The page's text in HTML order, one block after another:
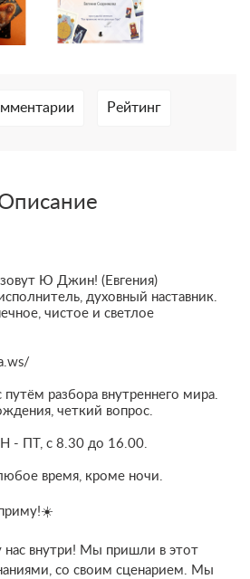
Рейтинг
Ю Джин! (Евгения)
духовный наставник.
чистое и светлое
разбора внутреннего мира.
четкий вопрос.
- ПТ, с 8.30 до 16.00.
время, кроме ночи.
нас внутри! Мы пришли в этот
со своим сценарием. Мы